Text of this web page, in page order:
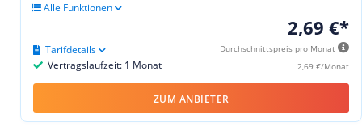
Alle Funktionen
2,69 €*
Durchschnittspreis pro Monat
2,69 €/Monat
Vertragslaufzeit: 1 Monat
Tarifdetails
ZUM ANBIETER